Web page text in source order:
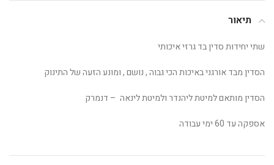
תיאור
שתי יחידות סדין בד גרזי איכותי
הסדין מבד אורגני באיכות הכי גבוה , נושם , ומונע הזעה של התינוק
הסדין מותאם למיטת ליהנדר ולמיטת לינאה – דנמרק
אספקה עד 60 ימי עבודה